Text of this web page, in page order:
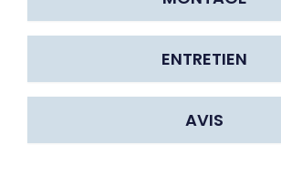
ENTRETIEN
AVIS